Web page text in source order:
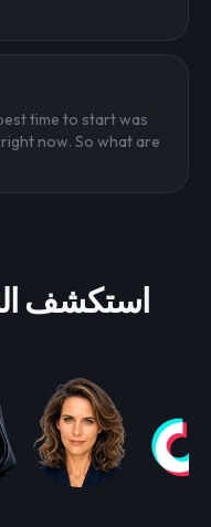
time to start was
now. So what are
استكشف